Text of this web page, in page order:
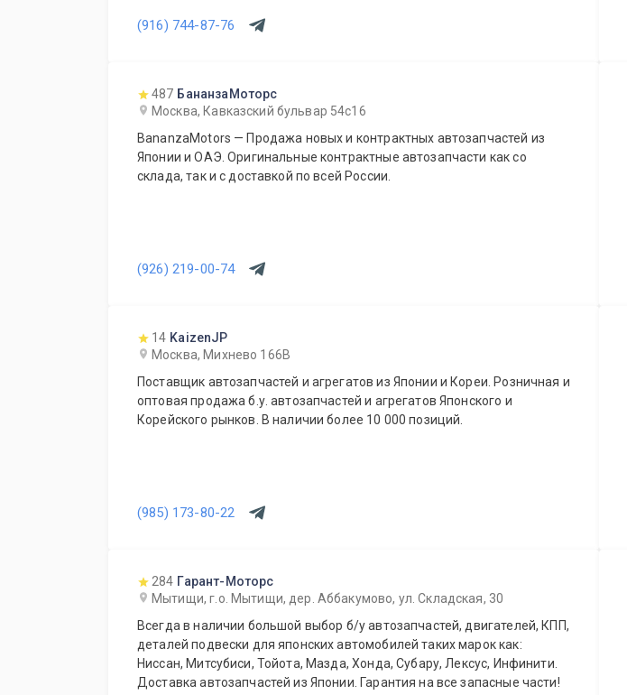
(916) 744-87-76
487 БананзаМоторс
Москва, Кавказский бульвар 54с16
BananzaMotors — Продажа новых и контрактных автозапчастей из
Японии и ОАЭ. Оригинальные контрактные автозапчасти как со
склада, так и с доставкой по всей России.
(926) 219-00-74
14 KaizenJP
Москва, Михнево 166В
Поставщик автозапчастей и агрегатов из Японии и Кореи. Розничная и
оптовая продажа б.у. автозапчастей и агрегатов Японского и
Корейского рынков. В наличии более 10 000 позиций.
(985) 173-80-22
284 Гарант-Моторс
Мытищи, г.о. Мытищи, дер. Аббакумово, ул. Складская, 30
Всегда в наличии большой выбор б/у автозапчастей, двигателей, КПП,
деталей подвески для японских автомобилей таких марок как:
Ниссан, Митсубиси, Тойота, Мазда, Хонда, Субару, Лексус, Инфинити.
Доставка автозапчастей из Японии. Гарантия на все запасные части!